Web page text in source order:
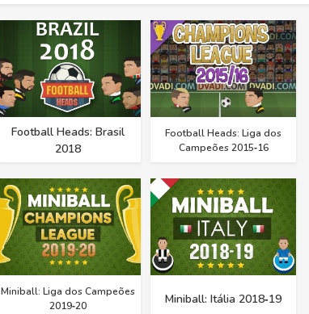
Football Heads: Brasil
2018
Football Heads: Liga dos
Campeões 2015‑16
Miniball: Liga dos Campeões
2019‑20
Miniball: Itália 2018‑19